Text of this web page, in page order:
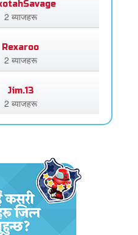
2 ब्याजहरू
Rexaroo
2 ब्याजहरू
Jim.13
2 ब्याजहरू